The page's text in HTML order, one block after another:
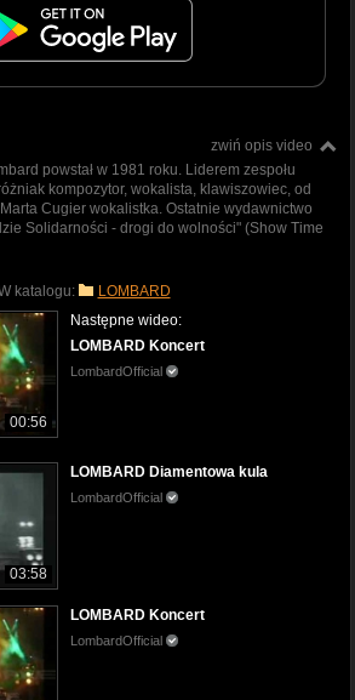
zwiń opis video
powstał w 1981 roku. Liderem zespołu
kompozytor, wokalista, klawiszowiec, od
Cugier wokalistka. Ostatnie wydawnictwo
Solidarności - drogi do wolności" (Show Time
katalogu: LOMBARD
00:56
Następne wideo:
LOMBARD Koncert
LombardOfficial
03:58
LOMBARD Diamentowa kula
LombardOfficial
LOMBARD Koncert
LombardOfficial